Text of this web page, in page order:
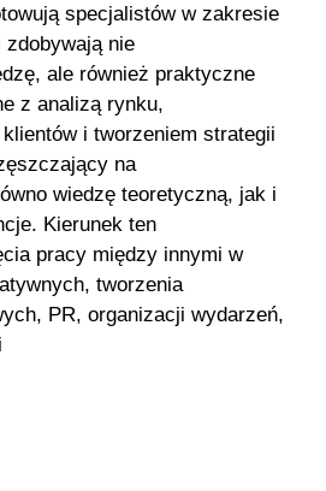
specjalistów w zakresie
zdobywają nie
ale również praktyczne
z analizą rynku,
i tworzeniem strategii
na
wiedzę teoretyczną, jak i
Kierunek ten
pracy między innymi w
tworzenia
PR, organizacji wydarzeń,